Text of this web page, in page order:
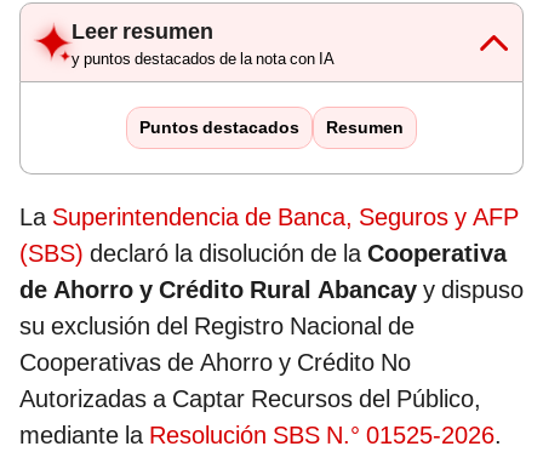
Leer resumen
y puntos destacados de la nota con IA
Puntos destacados Resumen
La Superintendencia de Banca, Seguros y AFP
(SBS) declaró la disolución de laCooperativa
de Ahorro y Crédito Rural Abancay y dispuso
su exclusión del Registro Nacional de
Cooperativas de Ahorro y Crédito No
Autorizadas a Captar Recursos del Público,
mediante la Resolución SBS N.° 01525-2026.